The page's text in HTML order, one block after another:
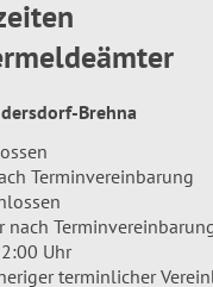
Brehna
Terminvereinbarung
nach
Uhr
terminlicher